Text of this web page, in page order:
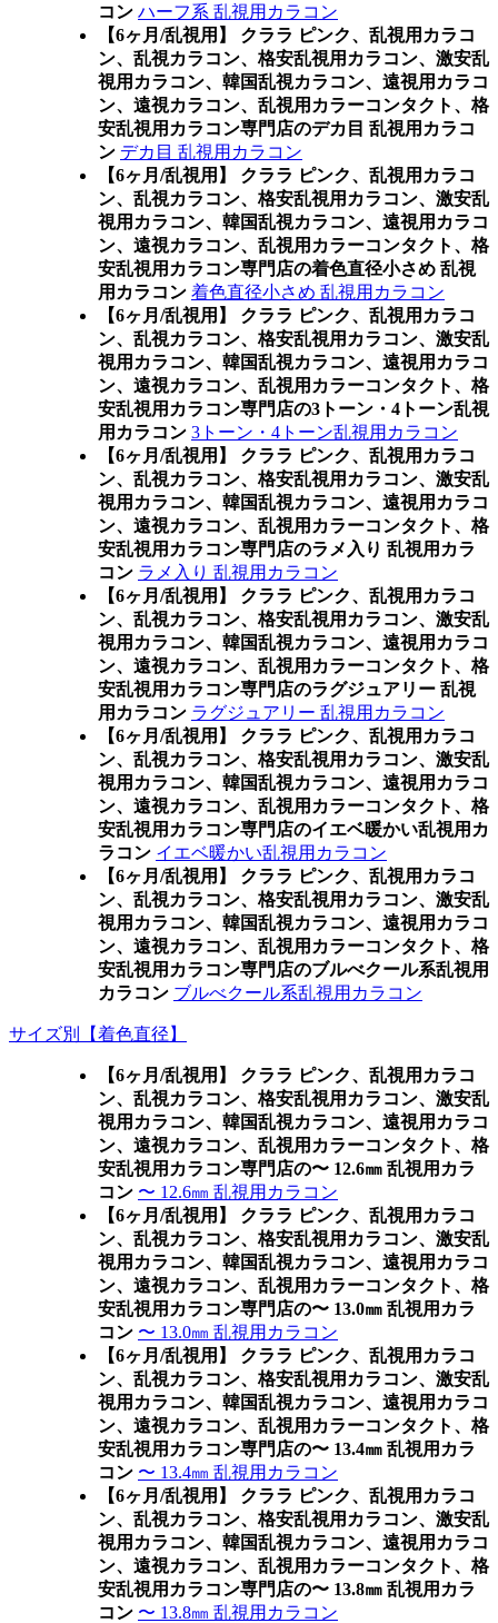
コン ハーフ系 乱視用カラコン
【6ヶ月/乱視用】 クララ ピンク、乱視用カラコ
ン、乱視カラコン、格安乱視用カラコン、激安乱
視用カラコン、韓国乱視カラコン、遠視用カラコ
ン、遠視カラコン、乱視用カラーコンタクト、格
安乱視用カラコン専門店のデカ目 乱視用カラコ
ン デカ目 乱視用カラコン
【6ヶ月/乱視用】 クララ ピンク、乱視用カラコ
ン、乱視カラコン、格安乱視用カラコン、激安乱
視用カラコン、韓国乱視カラコン、遠視用カラコ
ン、遠視カラコン、乱視用カラーコンタクト、格
安乱視用カラコン専門店の着色直径小さめ 乱視
用カラコン 着色直径小さめ 乱視用カラコン
【6ヶ月/乱視用】 クララ ピンク、乱視用カラコ
ン、乱視カラコン、格安乱視用カラコン、激安乱
視用カラコン、韓国乱視カラコン、遠視用カラコ
ン、遠視カラコン、乱視用カラーコンタクト、格
安乱視用カラコン専門店の3トーン・4トーン乱視
用カラコン 3トーン・4トーン乱視用カラコン
【6ヶ月/乱視用】 クララ ピンク、乱視用カラコ
ン、乱視カラコン、格安乱視用カラコン、激安乱
視用カラコン、韓国乱視カラコン、遠視用カラコ
ン、遠視カラコン、乱視用カラーコンタクト、格
安乱視用カラコン専門店のラメ入り 乱視用カラ
コン ラメ入り 乱視用カラコン
【6ヶ月/乱視用】 クララ ピンク、乱視用カラコ
ン、乱視カラコン、格安乱視用カラコン、激安乱
視用カラコン、韓国乱視カラコン、遠視用カラコ
ン、遠視カラコン、乱視用カラーコンタクト、格
安乱視用カラコン専門店のラグジュアリー 乱視
用カラコン ラグジュアリー 乱視用カラコン
【6ヶ月/乱視用】 クララ ピンク、乱視用カラコ
ン、乱視カラコン、格安乱視用カラコン、激安乱
視用カラコン、韓国乱視カラコン、遠視用カラコ
ン、遠視カラコン、乱視用カラーコンタクト、格
安乱視用カラコン専門店のイエベ暖かい乱視用カ
ラコン イエベ暖かい乱視用カラコン
【6ヶ月/乱視用】 クララ ピンク、乱視用カラコ
ン、乱視カラコン、格安乱視用カラコン、激安乱
視用カラコン、韓国乱視カラコン、遠視用カラコ
ン、遠視カラコン、乱視用カラーコンタクト、格
安乱視用カラコン専門店のブルべクール系乱視用
カラコン ブルべクール系乱視用カラコン
サイズ別【着色直径】
【6ヶ月/乱視用】 クララ ピンク、乱視用カラコ
ン、乱視カラコン、格安乱視用カラコン、激安乱
視用カラコン、韓国乱視カラコン、遠視用カラコ
ン、遠視カラコン、乱視用カラーコンタクト、格
安乱視用カラコン専門店の〜 12.6㎜ 乱視用カラ
コン 〜 12.6㎜ 乱視用カラコン
【6ヶ月/乱視用】 クララ ピンク、乱視用カラコ
ン、乱視カラコン、格安乱視用カラコン、激安乱
視用カラコン、韓国乱視カラコン、遠視用カラコ
ン、遠視カラコン、乱視用カラーコンタクト、格
安乱視用カラコン専門店の〜 13.0㎜ 乱視用カラ
コン 〜 13.0㎜ 乱視用カラコン
【6ヶ月/乱視用】 クララ ピンク、乱視用カラコ
ン、乱視カラコン、格安乱視用カラコン、激安乱
視用カラコン、韓国乱視カラコン、遠視用カラコ
ン、遠視カラコン、乱視用カラーコンタクト、格
安乱視用カラコン専門店の〜 13.4㎜ 乱視用カラ
コン 〜 13.4㎜ 乱視用カラコン
【6ヶ月/乱視用】 クララ ピンク、乱視用カラコ
ン、乱視カラコン、格安乱視用カラコン、激安乱
視用カラコン、韓国乱視カラコン、遠視用カラコ
ン、遠視カラコン、乱視用カラーコンタクト、格
安乱視用カラコン専門店の〜 13.8㎜ 乱視用カラ
コン 〜 13.8㎜ 乱視用カラコン